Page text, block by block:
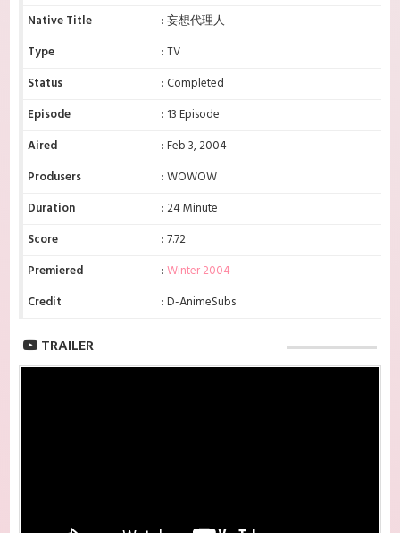
Native Title
: 妄想代理人
Type
: TV
Status
: Completed
Episode
: 13 Episode
Aired
: Feb 3, 2004
Produsers
: WOWOW
Duration
: 24 Minute
Score
: 7.72
Premiered
:Winter 2004
Credit
: D-AnimeSubs
TRAILER